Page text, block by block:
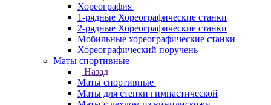
Хореография
1-рядные Хореографические станки
2-рядные Хореографические станки
Мобильные хореографические станки
Хореографический поручень
Маты спортивные
Назад
Маты спортивные
Маты для стенки гимнастической